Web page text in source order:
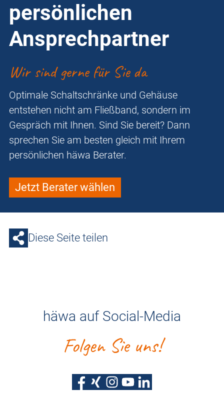
persönlichen
Ansprechpartner
Wir sind gerne für Sie da
Optimale Schaltschränke und Gehäuse
entstehen nicht am Fließband, sondern im
Gespräch mit Ihnen. Sind Sie bereit? Dann
sprechen Sie am besten gleich mit Ihrem
persönlichen häwa Berater.
Jetzt Berater wählen
Diese Seite teilen
häwa auf Social-Media
Folgen Sie uns!